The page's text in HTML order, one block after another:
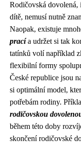
Rodičovská dovolená,
dítě, nemusí nutně
Naopak, existuje
pracía udržet si tak
tatínků volí například
flexibilní formy
České republice jsou
si optimální model,
potřebám rodiny.
rodičovskou
během této doby
skončení rodičovské